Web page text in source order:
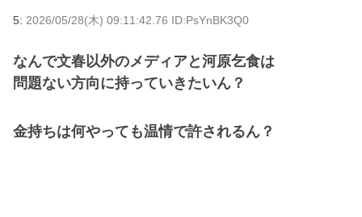
5: 2026/05/28(木) 09:11:42.76 ID:PsYnBK3Q0
なんで文春以外のメディアと河原乞食は
問題ない方向に持っていきたいん？
金持ちは何やっても温情で許されるん？